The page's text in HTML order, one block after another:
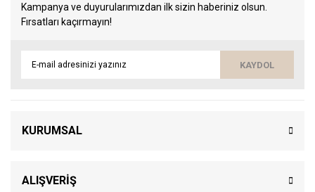
Kampanya ve duyurularımızdan ilk sizin haberiniz olsun.
Fırsatları kaçırmayın!
KAYDOL
KURUMSAL
ALIŞVERİŞ